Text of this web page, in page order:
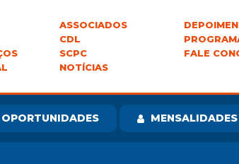
ASSOCIADOS
CDL
SCPC
NOTÍCIAS
FALE
MENSALIDADES